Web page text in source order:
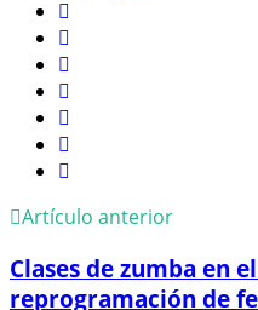
Artículo anterior
Clases de zumba en
reprogramación de